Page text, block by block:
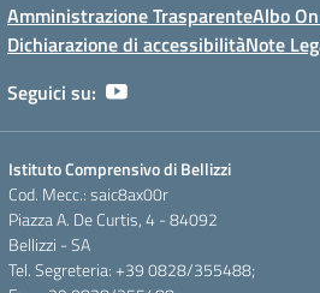
Amministrazione TrasparenteAlbo
Dichiarazione di accessibilitàNote
Seguici su:
Istituto Comprensivo di Bellizzi
Cod. Mecc.: saic8ax00r
Piazza A. De Curtis, 4 - 84092
Bellizzi - SA
Tel. Segreteria: +39 0828/355488;